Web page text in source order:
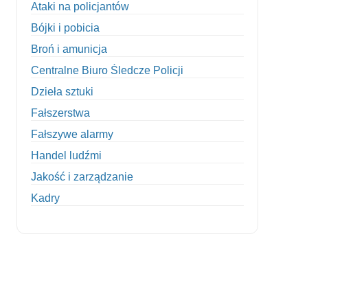
Ataki na policjantów
Bójki i pobicia
Broń i amunicja
Centralne Biuro Śledcze Policji
Dzieła sztuki
Fałszerstwa
Fałszywe alarmy
Handel ludźmi
Jakość i zarządzanie
Kadry